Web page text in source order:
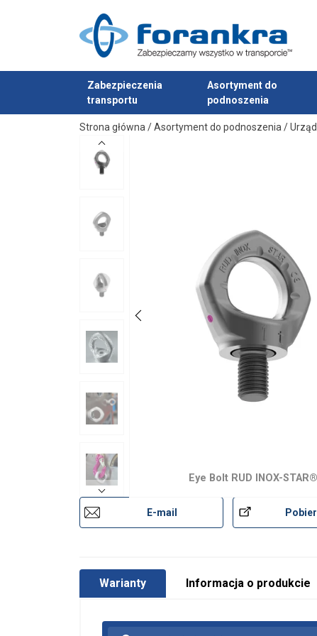
Zabezpieczenia
transportu
Asortyment do
podnoszenia
Dodano do zapytania
Strona główna /Asortyment do podnoszenia /
Eye Bolt RUD INOX-STAR®
E-mail
Warianty Informacja o produkcie
Współczynnik bezpieczeństwa: